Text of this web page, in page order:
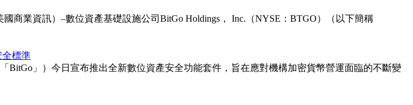
商業資訊）–數位資產基礎設施公司BitGo Holdings， Inc.（NYSE：BTGO）（以下簡稱
全標準
BitGo」）今日宣布推出全新數位資產安全功能套件，旨在應對機構加密貨幣營運面臨的不斷變